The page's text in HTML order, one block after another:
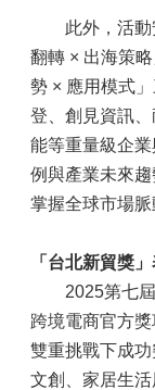
此外，活動
翻轉 × 出海策
勢 × 應用模式
登、創見資訊
能等重量級企
例與產業未來
掌握全球市場脈
「台北新貿獎
2025第七屆
跨境電商官方
雙重挑戰下成功
文創、家居生